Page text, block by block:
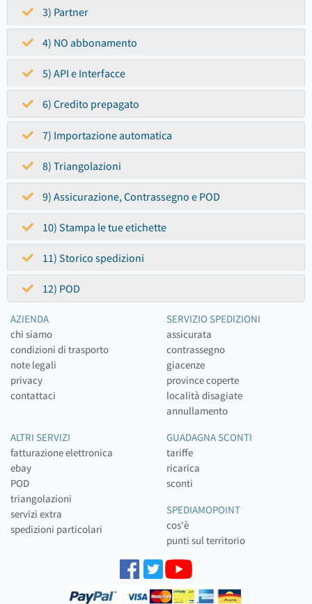
3) Partner
4) NO abbonamento
5) API e Interfacce
6) Credito prepagato
7) Importazione automatica
8) Triangolazioni
9) Assicurazione, Contrassegno e POD
10) Stampa le tue etichette
11) Storico spedizioni
12) POD
AZIENDA
chi siamo
condizioni di trasporto
note legali
privacy
contattaci
SERVIZIO SPEDIZIONI
assicurata
contrassegno
giacenze
province coperte
località disagiate
annullamento
ALTRI SERVIZI
fatturazione elettronica
ebay
POD
triangolazioni
servizi extra
spedizioni particolari
GUADAGNA SCONTI
tariffe
ricarica
sconti
SPEDIAMOPOINT
cos'è
punti sul territorio